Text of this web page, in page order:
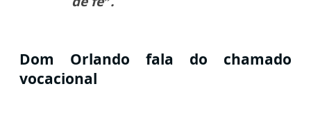
Dom Orlando fala do chamado
vocacional